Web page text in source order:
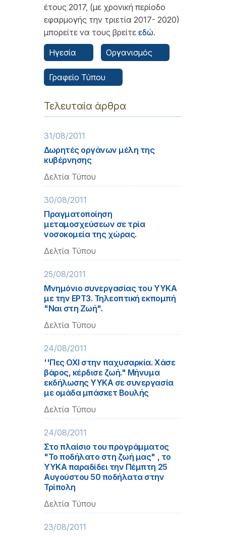
έτους 2017, (με χρονική περίοδο
εφαρμογής την τριετία 2017- 2020)
μπορείτε να τους βρείτε εδώ.
Ηγεσία
Οργανισμός
Γραφείο Τύπου
Τελευταία άρθρα
31/08/2011
Δωρητές οργάνων μέλη της
κυβέρνησης
Δελτία Τύπου
30/08/2011
Πραγματοποίηση
μεταμοσχεύσεων σε τρία
νοσοκομεία της χώρας.
Δελτία Τύπου
25/08/2011
Μνημόνιο συνεργασίας του ΥΥΚΑ
με την ΕΡΤ3. Τηλεοπτική εκπομπή
"Ναι στη Ζωή".
Δελτία Τύπου
24/08/2011
''Πες ΟΧΙ στην παχυσαρκία. Χάσε
βάρος, κέρδισε ζωή." Μήνυμα
εκδήλωσης ΥΥΚΑ σε συνεργασία
με ομάδα μπάσκετ Βουλής
Δελτία Τύπου
24/08/2011
Στο πλαίσιο του προγράμματος
"Το ποδήλατο στη ζωή μας" , το
ΥΥΚΑ παραδίδει την Πέμπτη 25
Αυγούστου 50 ποδήλατα στην
Τρίπολη
Δελτία Τύπου
23/08/2011